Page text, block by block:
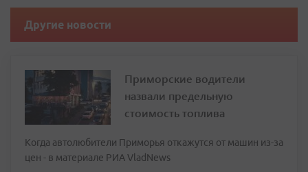
Другие новости
Приморские водители
назвали предельную
стоимость топлива
Когда автолюбители Приморья откажутся от машин из-за
цен - в материале РИА VladNews